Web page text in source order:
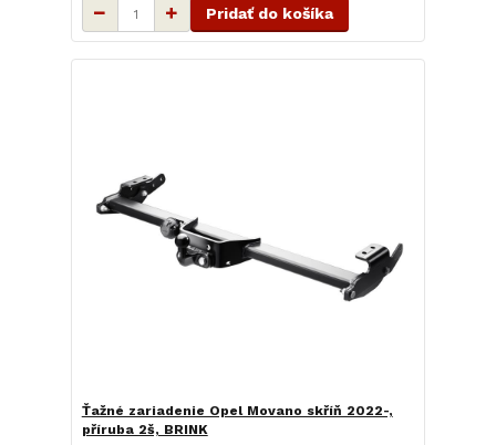
Pridať do košíka
Ťažné zariadenie Opel Movano skříň 2022-,
příruba 2š, BRINK